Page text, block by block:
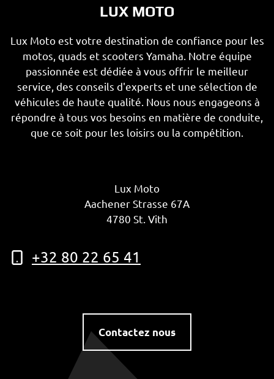
LUX MOTO
Lux Moto est votre destination de confiance pour les
motos, quads et scooters Yamaha. Notre équipe
passionnée est dédiée à vous offrir le meilleur
service, des conseils d'experts et une sélection de
véhicules de haute qualité. Nous nous engageons à
répondre à tous vos besoins en matière de conduite,
que ce soit pour les loisirs ou la compétition.
Lux Moto
Aachener Strasse 67A
4780 St. Vith
+32 80 22 65 41
Contactez nous